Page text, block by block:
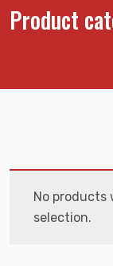
Product
No
selection.